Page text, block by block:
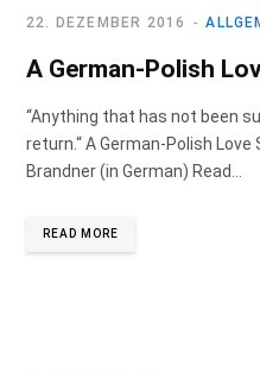
22. DEZEMBER 2016
A German-Polish
“Anything that has not been
return.“ A German-Polish
Brandner (in German) Read…
READ MORE